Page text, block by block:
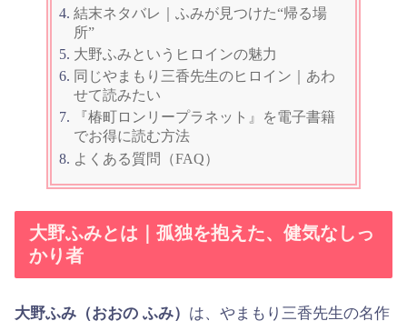
結末ネタバレ｜ふみが見つけた“帰る場
所”
大野ふみというヒロインの魅力
同じやまもり三香先生のヒロイン｜あわ
せて読みたい
『椿町ロンリープラネット』を電子書籍
でお得に読む方法
よくある質問（FAQ）
大野ふみとは｜孤独を抱えた、健気なしっ
かり者
大野ふみ（おおの ふみ） は、やまもり三香先生の名作